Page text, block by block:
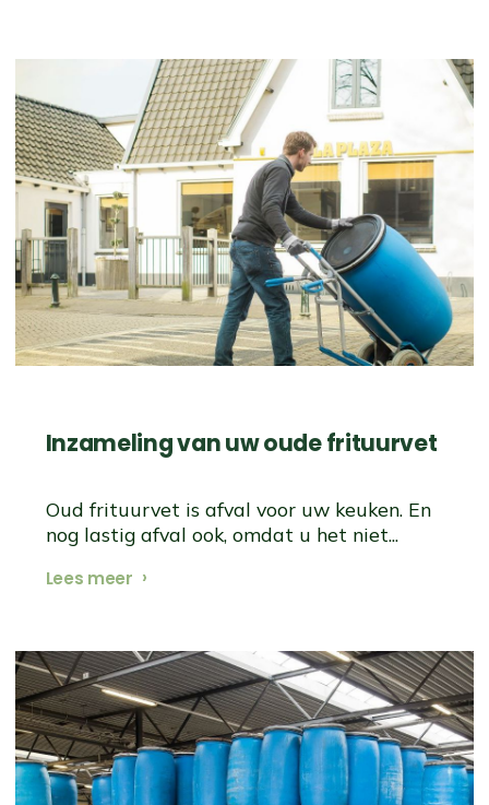
Inzameling ​​​​​​​van uw oude frituurvet
Oud frituurvet is afval voor uw keuken. En
nog lastig afval ook, omdat u het niet...
Lees meer